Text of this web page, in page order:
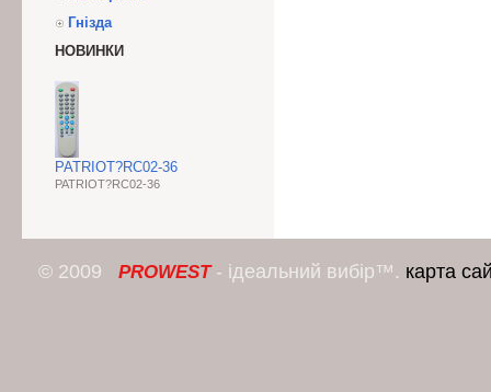
Гнізда
НОВИНКИ
PATRIOT?RC02-36
PATRIOT?RC02-36
© 2009 PROWEST- ідеальний вибір™. карта